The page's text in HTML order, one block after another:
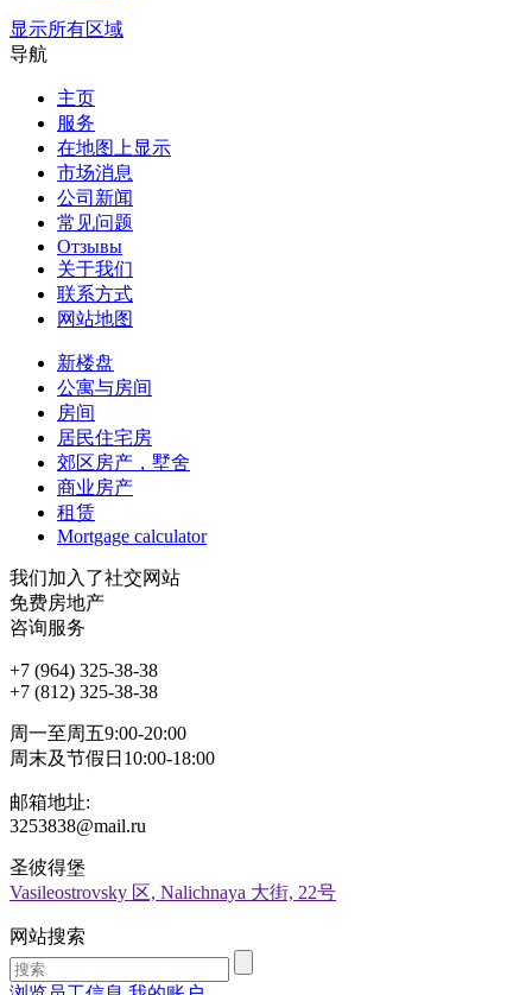
显示所有区域
导航
主页
服务
在地图上显示
市场消息
公司新闻
常见问题
Отзывы
关于我们
联系方式
网站地图
新楼盘
公寓与房间
房间
居民住宅房
郊区房产，墅舍
商业房产
租赁
Mortgage calculator
我们加入了社交网站
免费房地产
咨询服务
+7 (964) 325-38-38
+7 (812) 325-38-38
周一至周五9:00-20:00
周末及节假日10:00-18:00
邮箱地址:
3253838@mail.ru
圣彼得堡
Vasileostrovsky 区, Nalichnaya 大街, 22号
网站搜索